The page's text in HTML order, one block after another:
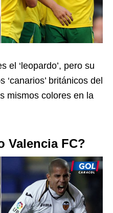
el ‘leopardo’, pero su
británicos del
mismos colores en la
Valencia FC?